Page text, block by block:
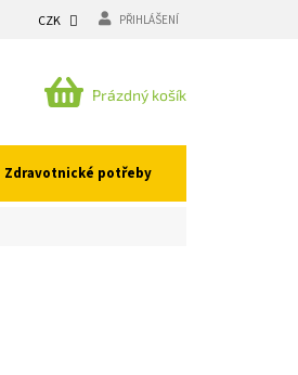
CZK PŘIHLÁŠENÍ
NÁKUPNÍ
Prázdný košík
Zdravotnické potřeby